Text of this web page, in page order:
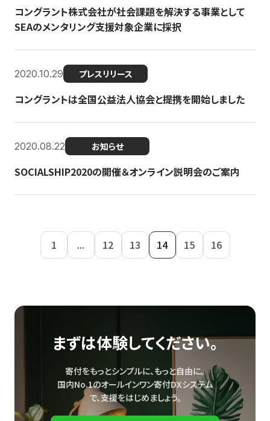
コングラント株式会社が社会課題を解決する事業として
SEAのメンタリング支援対象企業に採択
2020.10.29 プレスリリース
コングラントは全国公益法人協会と提携を開始しました
2020.08.22 お知らせ
SOCIALSHIP2020の開催＆オンライン説明会のご案内
1 ... 12 13 14 15 16
まずは体験してください。
寄付をもっとシンプルに、もっと自由に。
国内No.1のオールインワン寄付DXシステム
で、支援をはじめましょう。